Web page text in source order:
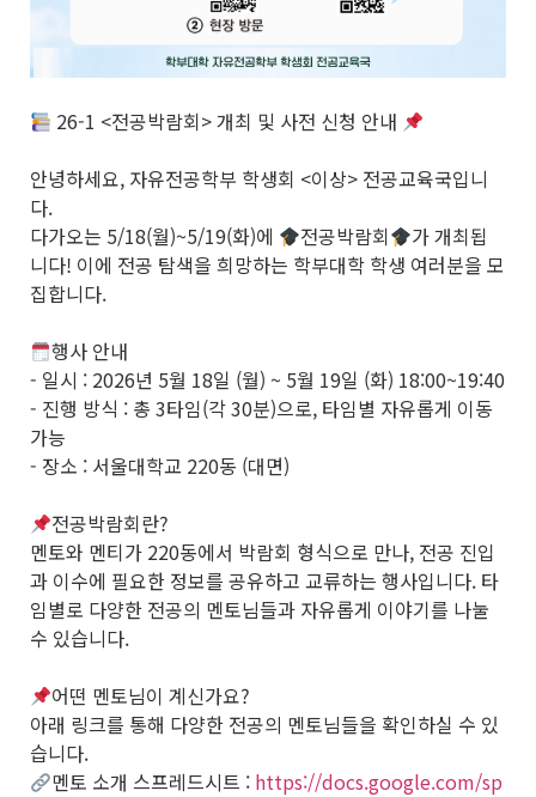
26-1 <전공박람회> 개최 및 사전 신청 안내
안녕하세요, 자유전공학부 학생회 <이상> 전공교육국입니
다.
다가오는 5/18(월)~5/19(화)에
전공박람회
가 개최됩
니다! 이에 전공 탐색을 희망하는 학부대학 학생 여러분을 모
집합니다.
행사 안내
- 일시 : 2026년 5월 18일 (월) ~ 5월 19일 (화) 18:00~19:40
- 진행 방식 : 총 3타임(각 30분)으로, 타임별 자유롭게 이동
가능
- 장소 : 서울대학교 220동 (대면)
전공박람회란?
멘토와 멘티가 220동에서 박람회 형식으로 만나, 전공 진입
과 이수에 필요한 정보를 공유하고 교류하는 행사입니다. 타
임별로 다양한 전공의 멘토님들과 자유롭게 이야기를 나눌
수 있습니다.
어떤 멘토님이 계신가요?
아래 링크를 통해 다양한 전공의 멘토님들을 확인하실 수 있
습니다.
멘토 소개 스프레드시트 : https://docs.google.com/sp